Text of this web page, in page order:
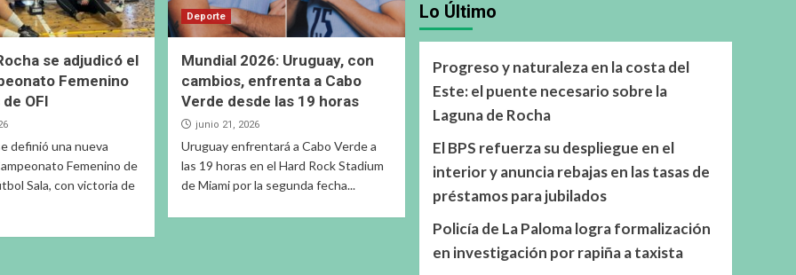
se adjudicó el
Femenino
OFI
definió una nueva
Femenino de
Sala, con victoria de
Deporte
Mundial 2026: Uruguay, con
cambios, enfrenta a Cabo
Verde desde las 19 horas
junio 21, 2026
Uruguay enfrentará a Cabo Verde a
las 19 horas en el Hard Rock Stadium
de Miami por la segunda fecha...
Lo Último
Progreso y naturaleza en la costa del
Este: el puente necesario sobre la
Laguna de Rocha
El BPS refuerza su despliegue en el
interior y anuncia rebajas en las tasas de
préstamos para jubilados
Policía de La Paloma logra formalización
en investigación por rapiña a taxista